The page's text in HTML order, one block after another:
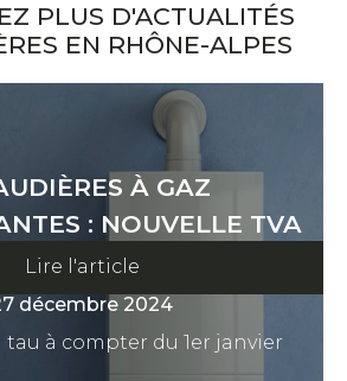
PLUS D'ACTUALITÉS
EN RHÔNE-ALPES
À GAZ
: NOUVELLE TVA
DU 1ER JANVIER
décembre 2024
tau à compter du 1er janvier
Lire l'article